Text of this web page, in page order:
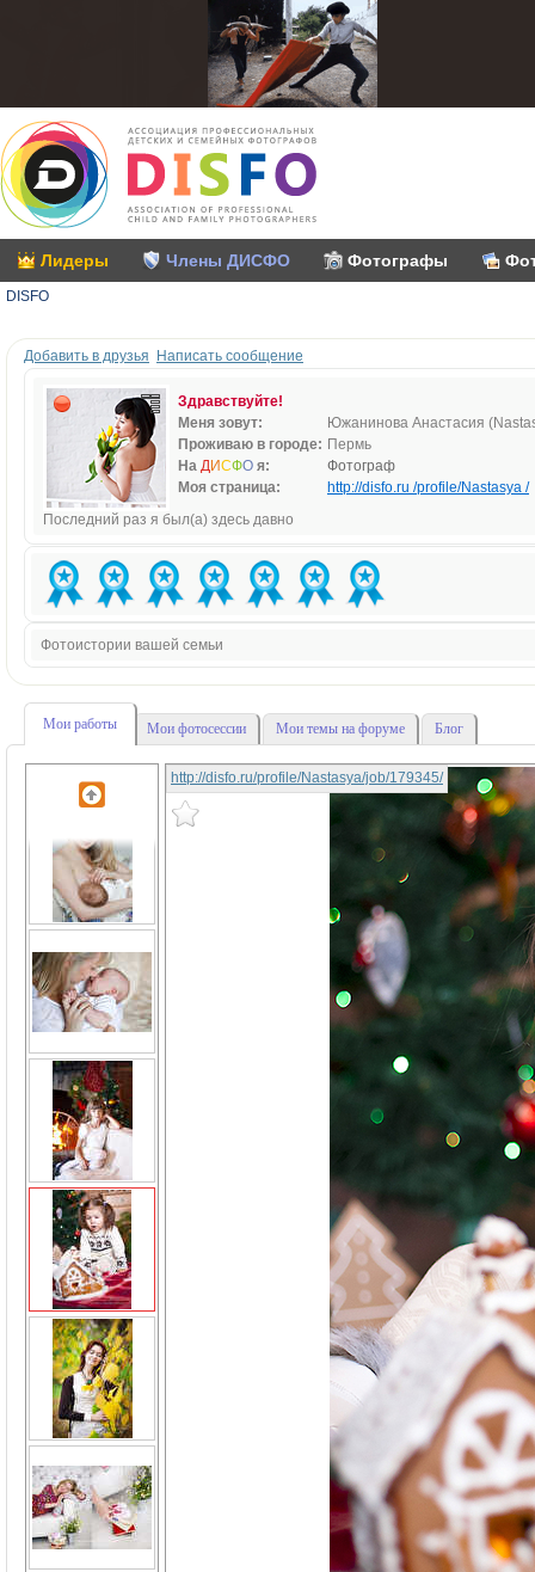
Лидеры Члены ДИСФО Фотографы
DISFO
Добавить в друзья Написать сообщение
Здравствуйте!
Меня зовут:
Южанинова Анастасия
Проживаю в городе: Пермь
На ДИСФО я:
Фотограф
Моя страница:
http://disfo.ru /profile/Nastasya /
Последний раз я был(а) здесь давно
Фотоистории вашей семьи
Мои работы Мои фотосессии Мои темы на форуме Блог
http://disfo.ru/profile/Nastasya/job/179345/